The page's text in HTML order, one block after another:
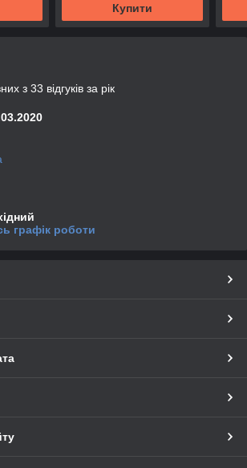
Купити
з 33 відгуків за рік
графік роботи